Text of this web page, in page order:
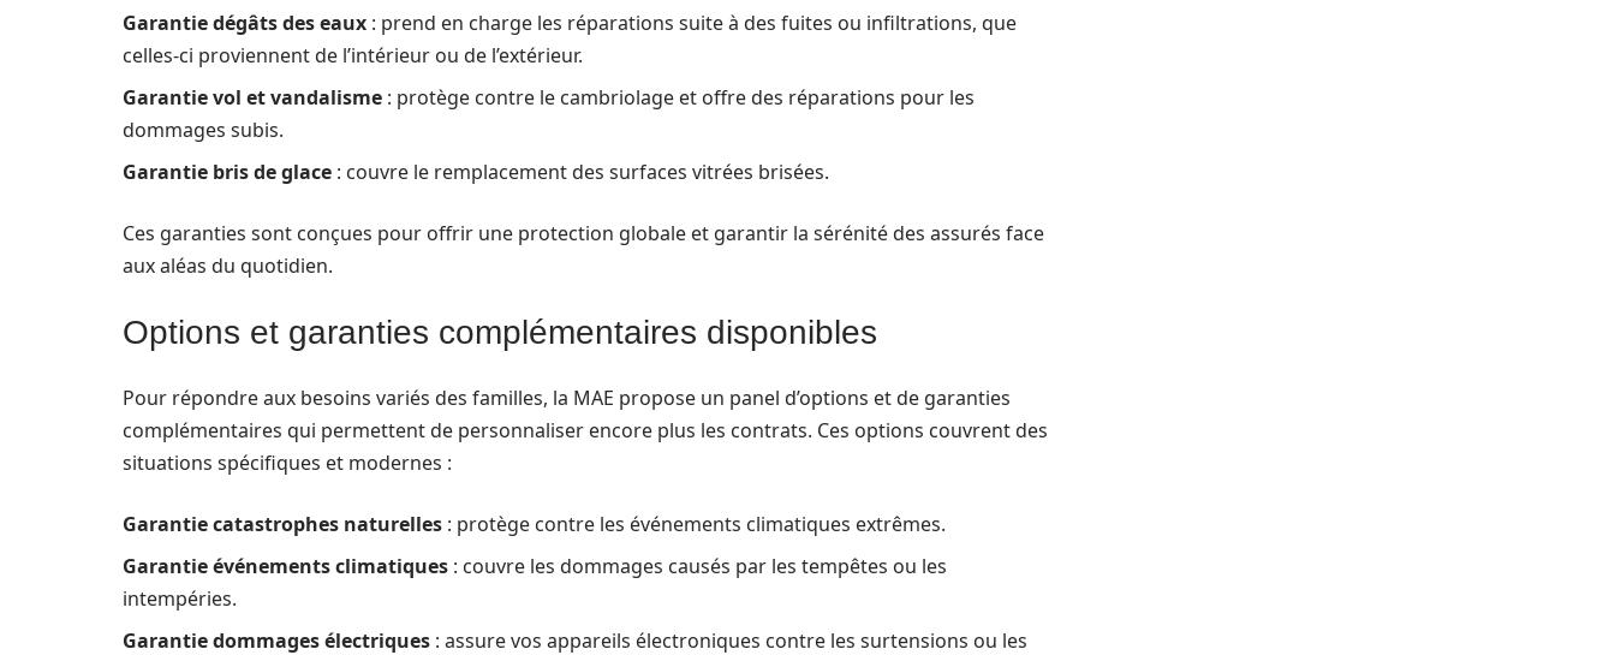
Garantie dégâts des eaux : prend en charge les réparations suite à des fuites ou infiltrations, que
celles-ci proviennent de l’intérieur ou de l’extérieur.
Garantie vol et vandalisme : protège contre le cambriolage et offre des réparations pour les
dommages subis.
Garantie bris de glace : couvre le remplacement des surfaces vitrées brisées.
Ces garanties sont conçues pour offrir une protection globale et garantir la sérénité des assurés face
aux aléas du quotidien.
Options et garanties complémentaires disponibles
Pour répondre aux besoins variés des familles, la MAE propose un panel d’options et de garanties
complémentaires qui permettent de personnaliser encore plus les contrats. Ces options couvrent des
situations spécifiques et modernes :
Garantie catastrophes naturelles : protège contre les événements climatiques extrêmes.
Garantie événements climatiques : couvre les dommages causés par les tempêtes ou les
intempéries.
Garantie dommages électriques : assure vos appareils électroniques contre les surtensions ou les